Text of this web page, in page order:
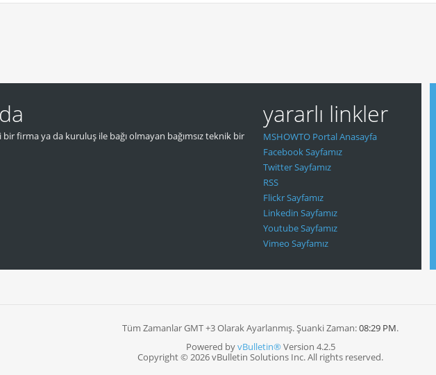
firma ya da kuruluş ile bağı olmayan bağımsız teknik bir
yararlı linkler
MSHOWTO Portal Anasayfa
Facebook Sayfamız
Twitter Sayfamız
RSS
Flickr Sayfamız
Linkedin Sayfamız
Youtube Sayfamız
Vimeo Sayfamız
Tüm Zamanlar GMT +3 Olarak Ayarlanmış. Şuanki Zaman:08:29 PM.
Powered byvBulletin®Version 4.2.5
Copyright © 2026 vBulletin Solutions Inc. All rights reserved.